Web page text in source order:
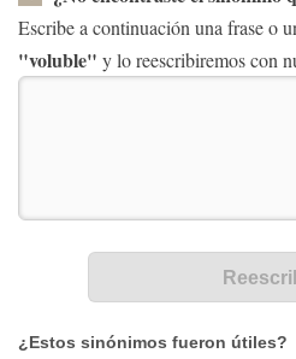
Escribe a continuación una frase o
"voluble" y lo reescribiremos con
¿Estos sinónimos fueron útiles?